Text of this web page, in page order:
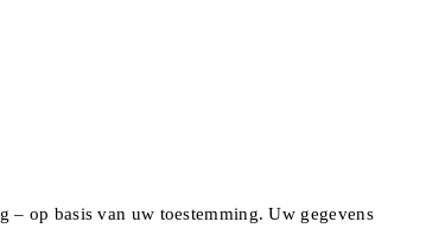
– op basis van uw toestemming. Uw gegevens